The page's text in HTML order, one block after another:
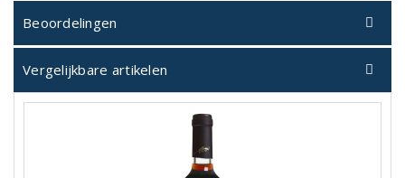
Beoordelingen
Vergelijkbare artikelen